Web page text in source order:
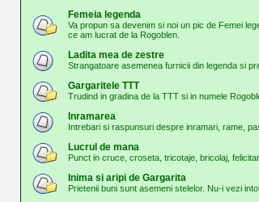
Femeia legenda
Va propun sa devenim si noi un pic de Femei
ce am lucrat de la Rogoblen.
Ladita mea de zestre
Strangatoare asemenea furnicii din legenda si
Gargaritele TTT
Trudind in gradina de la TTT si in numele
Inramarea
Intrebari si raspunsuri despre inramari, rame,
Lucrul de mana
Punct in cruce, croseta, tricotaje, bricolaj,
Inima si aripi de Gargarita
Prietenii buni sunt asemeni stelelor. Nu-i vezi